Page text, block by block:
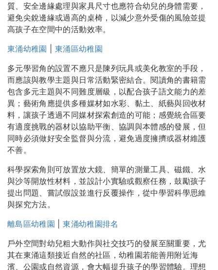
質、安全邊緣處理與家具尺寸也應符合幼兒的身體需要，
避免尖銳邊緣或過高的桌椅，以減少意外受傷的風險並提
高孩子在空間中的活動效率。
東涌幼稚園
東涌區幼稚園
多元學習角的設置不應只是陳列玩具或美化教室的手段，
而應該與教學主題與日常活動緊密結合。閱讀角的書籍需
包含多元主題與不同難度層級，以配合孩子語文能力的差
異；藝術角應提供多種媒材如水彩、黏土、紙藝與回收材
料，讓孩子透過不同媒材探索創造的可能；感覺統合區要
有適度挑戰的器材以協助平衡、協調與本體感的發展，但
同時必須做好安全監督與分流，避免過度擁擠或器材維護
不善。
科學探索角則可放置放大鏡、簡單的測量工具、磁鐵、水
與沙等開放性材料，並設計小實驗或觀察任務，鼓勵孩子
提出問題、嘗試假設並進行反覆操作，從中學習科學思維
與探究方法。
離島區幼稚園 |東涌幼稚園排名
戶外空間對幼兒粗大動作與社交技巧的發展至關重要，尤
其在東涌這類接近自然的社區，幼稚園若能善用附近海
濱、公園或自然資源，會大幅提升孩子的學習體驗。理想